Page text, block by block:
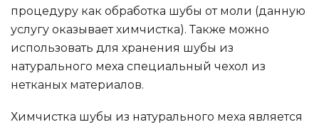
процедуру как обработка шубы от моли (данную
услугу оказывает химчистка). Также можно
использовать для хранения шубы из
натурального меха специальный чехол из
нетканых материалов.
Химчистка шубы из натурального меха является